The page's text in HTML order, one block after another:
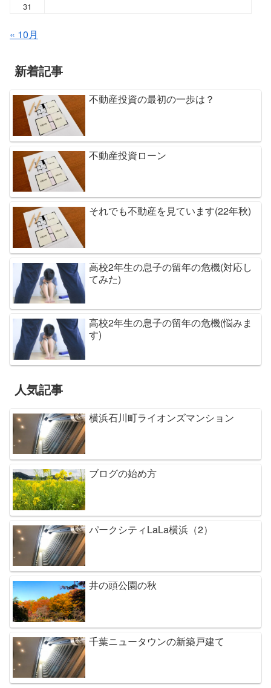
31
« 10月
新着記事
不動産投資の最初の一歩は？
不動産投資ローン
それでも不動産を見ています(22年秋)
高校2年生の息子の留年の危機(対応し
てみた)
高校2年生の息子の留年の危機(悩みま
す)
人気記事
横浜石川町ライオンズマンション
ブログの始め方
パークシティLaLa横浜（2）
井の頭公園の秋
千葉ニュータウンの新築戸建て